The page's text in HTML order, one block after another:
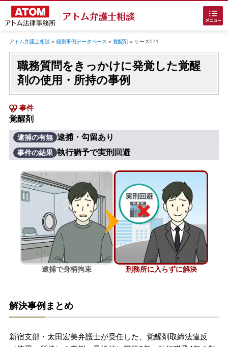
ホームに戻る
刑事事件でお困りの方
刑事事件の無料相談
接見・面会を弁護士に依頼
刑事事件を示談で解決したい
弁護士紹介
アトム弁護士相談 » 個別事例データベース » 覚醒剤 » ケース571
職務質問をきっかけに発覚した覚醒
剤の使用・所持の事例
事件
覚醒剤
逮捕の有無 逮捕・勾留あり
事件の結果 執行猶予で実刑回避
逮捕で身柄拘束 刑務所に入らずに解決
解決事例まとめ
新宿支部・太田宏美弁護士が受任した、覚醒剤取締法違反